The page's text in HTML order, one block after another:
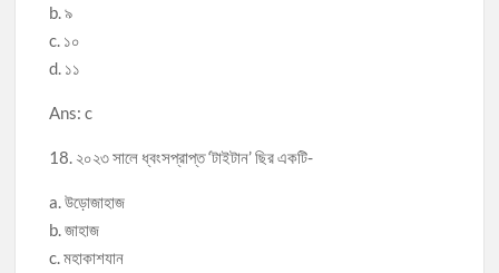
b. ৯
c. ১০
d. ১১
Ans: c
18. ২০২৩ সালে ধ্বংসপ্রাপ্ত ‘টাইটান’ ছির একটি-
a. উড়োজাহাজ
b. জাহাজ
c. মহাকাশযান